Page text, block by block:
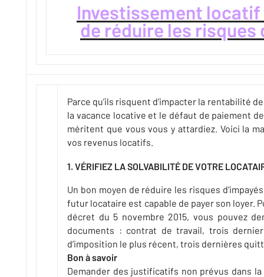
Investissement locatif
de réduire les risques
Parce qu’ils risquent d’impacter la rentabilité
la vacance locative et le défaut de paiement
méritent que vous vous y attardiez. Voici la
vos revenus locatifs.
1. VÉRIFIEZ LA SOLVABILITÉ DE VOTRE
Un bon moyen de réduire les risques
futur locataire est capable de payer son loyer.
décret du 5 novembre 2015, vous pouvez
documents : contrat de travail, trois
d’imposition le plus récent, trois dernières
Bon à savoir
Demander des justificatifs non prévus dans